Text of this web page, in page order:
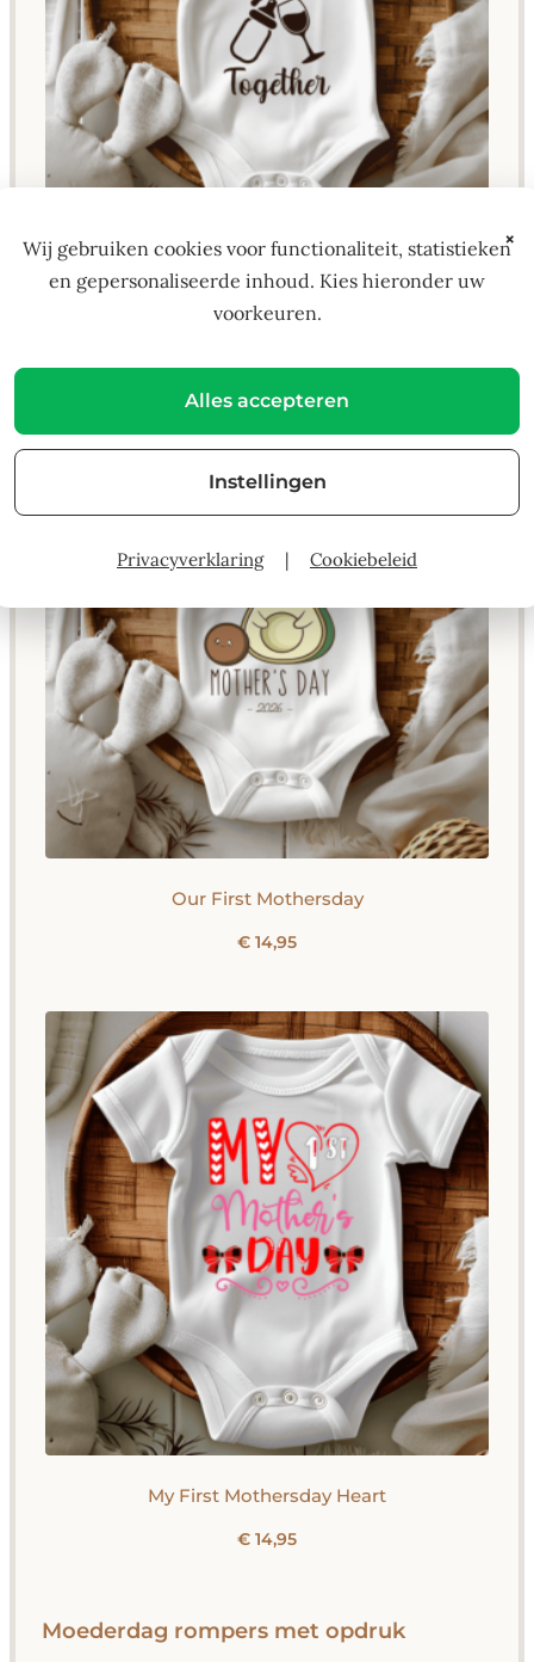
First Mothersday
Our First Mothersday
€ 14,95
My First Mothersday Heart
€ 14,95
Moederdag rompers met opdruk
×
Wij gebruiken cookies voor functionaliteit, statistieken
en gepersonaliseerde inhoud. Kies hieronder uw
voorkeuren.
Alles accepteren
Instellingen
Privacyverklaring | Cookiebeleid